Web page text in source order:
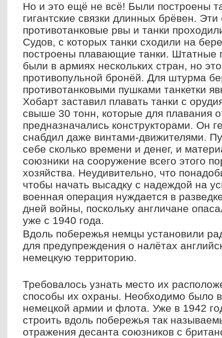
Но и это ещё не всё! Были построены
гигантские связки длинных брёвен. Эти
противотанковые рвы и танки
Судов, с которых танки сходили на
построены плавающие танки. Штатные
были в армиях нескольких стран, но
противопульной бронёй. Для штурма
противотанковыми пушками танкетки
Хобарт заставил плавать танки с
свыше 30 тонн, которые для плавания
предназначались конструкторами. Он
снабдил даже винтами-движителями.
себе сколько времени и денег, и
союзники на сооружение всего этого
хозяйства. Неудивительно, что
чтобы начать высадку с надеждой на
военная операция нуждается в
дней войны, поскольку англичане
уже с 1940 года.
Вдоль побережья немцы установили
для предупреждения о налётах
немецкую территорию.
Требовалось узнать место их
способы их охраны. Необходимо было
немецкой армии и флота. Уже в 1942
строить вдоль побережья так
отражения десанта союзников с